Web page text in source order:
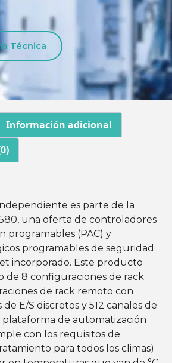
Técnica
Información adicional
es parte de la
una oferta de controladores
programables (PAC) y
programables de seguridad
incorporado. Este producto
de 8 configuraciones de rack
de rack remoto con
de E/S discretos y 512 canales de
plataforma de automatización
con los requisitos de
para todos los climas)